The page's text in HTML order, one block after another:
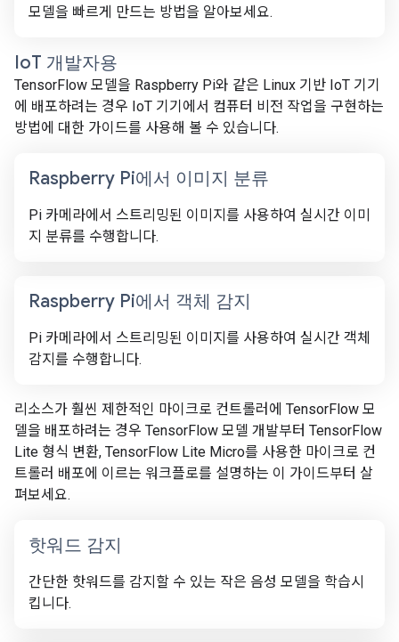
모델을 빠르게 만드는 방법을 알아보세요.
IoT 개발자용
TensorFlow 모델을 Raspberry Pi와 같은 Linux 기반 IoT 기기
에 배포하려는 경우 IoT 기기에서 컴퓨터 비전 작업을 구현하는
방법에 대한 가이드를 사용해 볼 수 있습니다.
Raspberry Pi에서 이미지 분류
Pi 카메라에서 스트리밍된 이미지를 사용하여 실시간 이미
지 분류를 수행합니다.
Raspberry Pi에서 객체 감지
Pi 카메라에서 스트리밍된 이미지를 사용하여 실시간 객체
감지를 수행합니다.
리소스가 훨씬 제한적인 마이크로 컨트롤러에 TensorFlow 모
델을 배포하려는 경우 TensorFlow 모델 개발부터 TensorFlow
Lite 형식 변환, TensorFlow Lite Micro를 사용한 마이크로 컨
트롤러 배포에 이르는 워크플로를 설명하는 이 가이드부터 살
펴보세요.
핫워드 감지
간단한 핫워드를 감지할 수 있는 작은 음성 모델을 학습시
킵니다.